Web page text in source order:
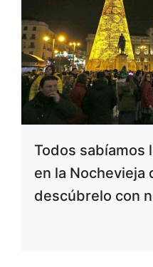
Todos sabíamos
en la Nochevieja
descúbrelo con